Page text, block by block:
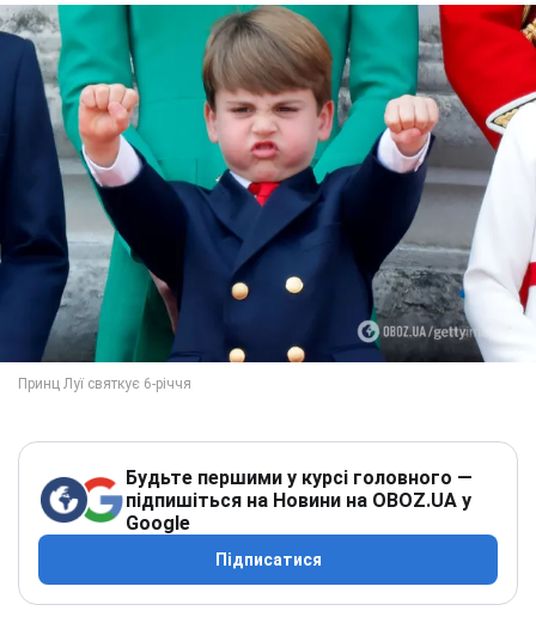
Будьте першими у курсі головного —
підпишіться на Новини на OBOZ.UA у
Google
Підписатися